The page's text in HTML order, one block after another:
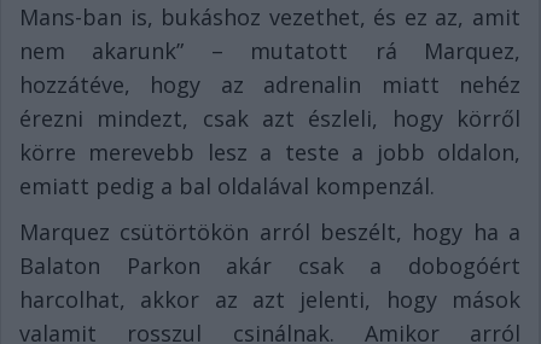
Mans-ban is, bukáshoz vezethet, és ez az, amit
nem akarunk” – mutatott rá Marquez,
hozzátéve, hogy az adrenalin miatt nehéz
érezni mindezt, csak azt észleli, hogy körről
körre merevebb lesz a teste a jobb oldalon,
emiatt pedig a bal oldalával kompenzál.
Marquez csütörtökön arról beszélt, hogy ha a
Balaton Parkon akár csak a dobogóért
harcolhat, akkor az azt jelenti, hogy mások
valamit rosszul csinálnak. Amikor arról